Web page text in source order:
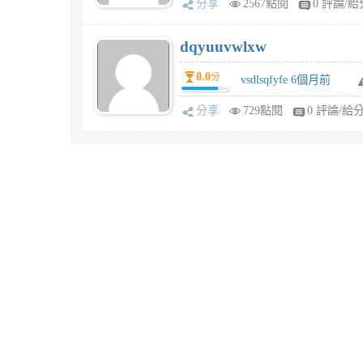
分享 2567點閱 0 評論/給
dqyuuvwlxw
0.0分 vsdlsqfyfe 6個月前
分享 729點閱 0 評論/給